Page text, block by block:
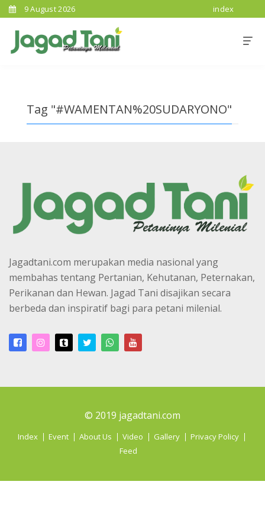
9 August 2026 index
Tag "#WAMENTAN%20SUDARYONO"
Jagadtani.com merupakan media nasional yang
membahas tentang Pertanian, Kehutanan, Peternakan,
Perikanan dan Hewan. Jagad Tani disajikan secara
berbeda dan inspiratif bagi para petani milenial.
© 2019 jagadtani.com
Index Event About Us Video Gallery
Privacy Policy
Feed